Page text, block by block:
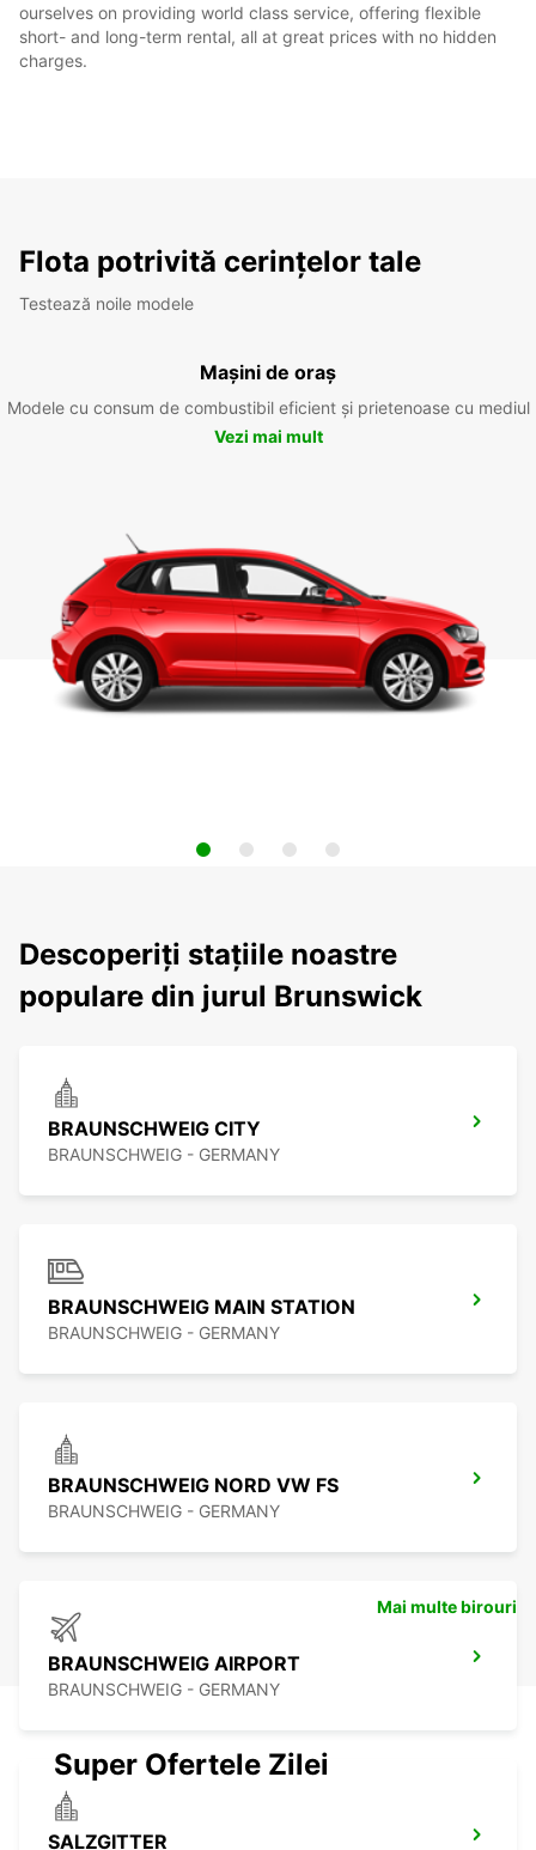
ourselves on providing world class service, offering flexible
short- and long-term rental, all at great prices with no hidden
charges.
Flota potrivită cerințelor tale
Testează noile modele
Mașini de oraș
Modele cu consum de combustibil eficient și prietenoase cu mediul
Vezi mai mult
Descoperiți stațiile noastre
populare din jurul Brunswick
BRAUNSCHWEIG CITY
BRAUNSCHWEIG - GERMANY
BRAUNSCHWEIG MAIN STATION
BRAUNSCHWEIG - GERMANY
BRAUNSCHWEIG NORD VW FS
BRAUNSCHWEIG - GERMANY
BRAUNSCHWEIG AIRPORT
BRAUNSCHWEIG - GERMANY
SALZGITTER
Mai multe birouri
Super Ofertele Zilei